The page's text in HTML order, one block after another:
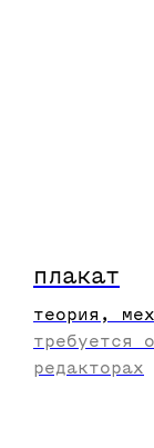
плакат
теория,
требуется
редакторах